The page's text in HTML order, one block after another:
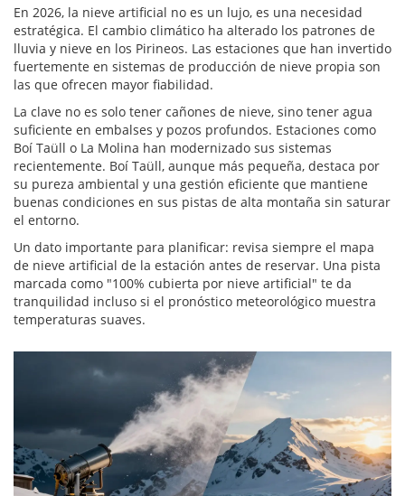
En 2026, la nieve artificial no es un lujo, es una necesidad
estratégica. El cambio climático ha alterado los patrones de
lluvia y nieve en los Pirineos. Las estaciones que han invertido
fuertemente en sistemas de producción de nieve propia son
las que ofrecen mayor fiabilidad.
La clave no es solo tener cañones de nieve, sino tener agua
suficiente en embalses y pozos profundos. Estaciones como
Boí Taüll o La Molina han modernizado sus sistemas
recientemente. Boí Taüll, aunque más pequeña, destaca por
su pureza ambiental y una gestión eficiente que mantiene
buenas condiciones en sus pistas de alta montaña sin saturar
el entorno.
Un dato importante para planificar: revisa siempre el mapa
de nieve artificial de la estación antes de reservar. Una pista
marcada como "100% cubierta por nieve artificial" te da
tranquilidad incluso si el pronóstico meteorológico muestra
temperaturas suaves.